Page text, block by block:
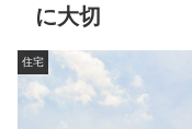
に大切
住宅